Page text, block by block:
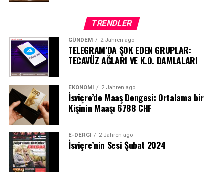
TRENDLER
GÜNDEM 2 Jahren ago
TELEGRAM’DA ŞOK EDEN GRUPLAR:
TECAVÜZ AĞLARI VE K.O. DAMLALARI
EKONOMI 2 Jahren ago
İsviçre’de Maaş Dengesi: Ortalama bir
Kişinin Maaşı 6788 CHF
E-DERGI 2 Jahren ago
İsviçre’nin Sesi Şubat 2024